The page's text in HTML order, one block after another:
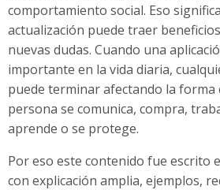
comportamiento social. Eso
actualización puede traer
nuevas dudas. Cuando una
importante en la vida diaria,
puede terminar afectando la forma
persona se comunica, compra,
aprende o se protege.
Por eso este contenido fue escrito
con explicación amplia, ejemplos,